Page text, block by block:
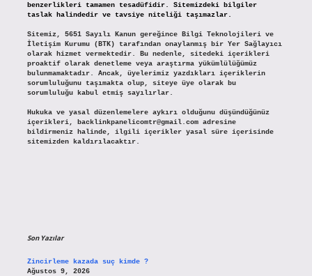
benzerlikleri tamamen tesadüfidir. Sitemizdeki bilgiler
taslak halindedir ve tavsiye niteliği taşımazlar.
Sitemiz, 5651 Sayılı Kanun gereğince Bilgi Teknolojileri ve
İletişim Kurumu (BTK) tarafından onaylanmış bir Yer Sağlayıcı
olarak hizmet vermektedir. Bu nedenle, sitedeki içerikleri
proaktif olarak denetleme veya araştırma yükümlülüğümüz
bulunmamaktadır. Ancak, üyelerimiz yazdıkları içeriklerin
sorumluluğunu taşımakta olup, siteye üye olarak bu
sorumluluğu kabul etmiş sayılırlar.
Hukuka ve yasal düzenlemelere aykırı olduğunu düşündüğünüz
içerikleri,
backlinkpanelicomtr@gmail.comadresine
bildirmeniz halinde, ilgili içerikler yasal süre içerisinde
sitemizden kaldırılacaktır.
Son Yazılar
Zincirleme kazada suç kimde ?
Ağustos 9, 2026